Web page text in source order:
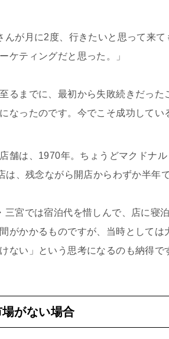
んが月に2度、行きたいと思って来
ケティングだと思った。」
るまでに、最初から失敗続きだっ
なったのです。今でこそ成功してい
舗は、1970年。ちょうどマクドナ
は、残念ながら開店からわずか半年
三宮では宿泊代を惜しんで、店に寝
がかかるものですが、当時として
ない」という思考になるのも納得で
がない場合